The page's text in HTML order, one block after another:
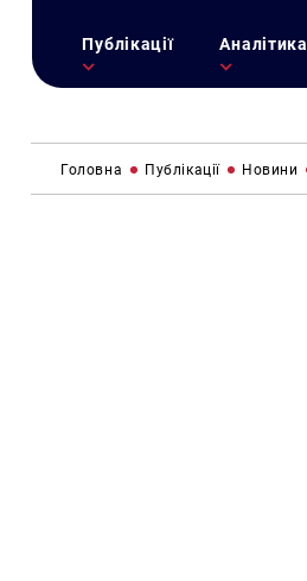
Публікації Аналітика
Головна Публікації Новини